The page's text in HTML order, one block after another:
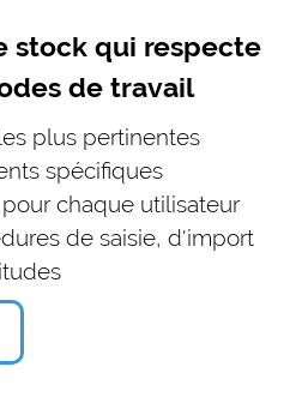
stock qui respecte
de travail
plus pertinentes
spécifiques
chaque utilisateur
de saisie, d'import